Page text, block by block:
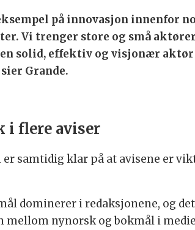
på innovasjon innenfor
Vi trenger store og små
solid, effektiv og visjonær
Grande.
i flere aviser
samtidig klar på at avisene er
dominerer i redaksjonene, og
mellom nynorsk og bokmål i